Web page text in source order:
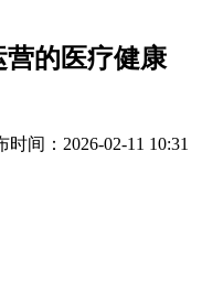
的医疗健康
时间：2026-02-11 10:31